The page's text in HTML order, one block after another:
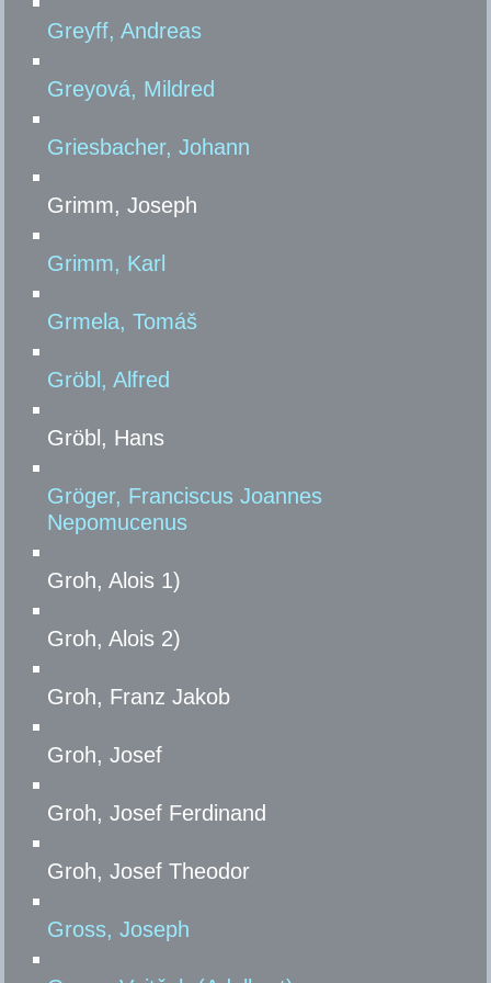
Greyff, Andreas
Greyová, Mildred
Griesbacher, Johann
Grimm, Joseph
Grimm, Karl
Grmela, Tomáš
Gröbl, Alfred
Gröbl, Hans
Gröger, Franciscus Joannes
Nepomucenus
Groh, Alois 1)
Groh, Alois 2)
Groh, Franz Jakob
Groh, Josef
Groh, Josef Ferdinand
Groh, Josef Theodor
Gross, Joseph